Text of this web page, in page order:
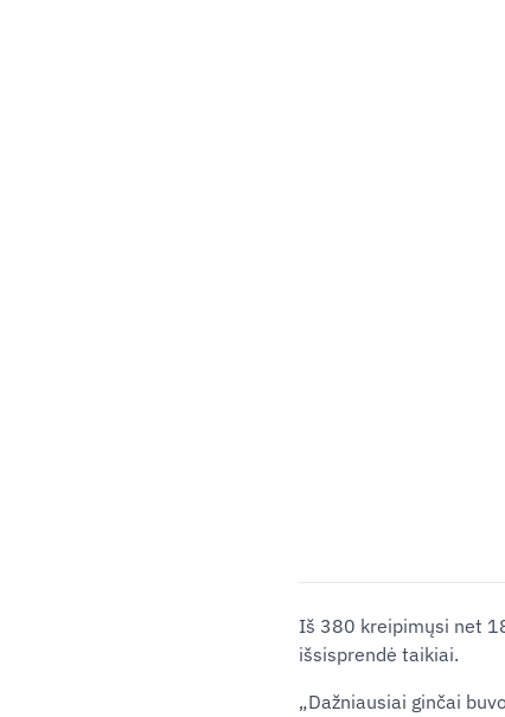
Iš 380 kreipimųsi net
išsisprendė taikiai.
„Dažniausiai ginčai